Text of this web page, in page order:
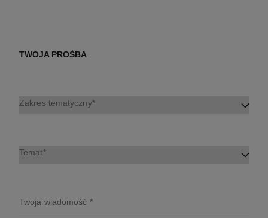
TWOJA PROŚBA
Zakres tematyczny
Temat
Twoja wiadomość